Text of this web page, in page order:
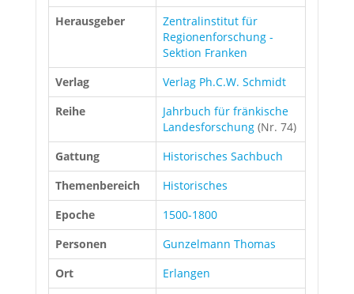
Herausgeber
Zentralinstitut für
Regionenforschung -
Sektion Franken
Verlag
Verlag Ph.C.W. Schmidt
Reihe
Jahrbuch für fränkische
Landesforschung (Nr. 74)
Gattung
Historisches Sachbuch
Themenbereich
Historisches
Epoche
1500-1800
Personen
Gunzelmann Thomas
Ort
Erlangen